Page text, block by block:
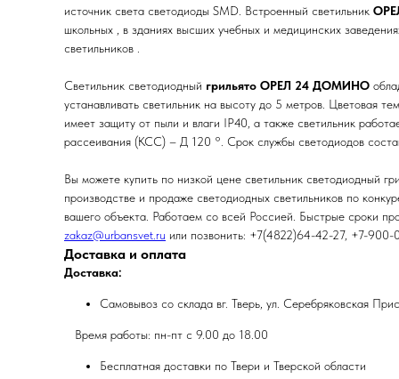
источник света светодиоды SMD. Встроенный светильник
школьных , в зданиях высших учебных и медицинских
светильников .
Светильник светодиодный грильято ОРЕЛ 24 ДОМИНО
устанавливать светильник на высоту до 5 метров.
имеет защиту от пыли и влаги IP40, а также светильник
рассеивания (КСС) – Д 120 °. Срок службы светодиодов
Вы можете купить по низкой цене светильник
производстве и продаже светодиодных светильников по
вашего объекта. Работаем со всей Россией. Быстрые сроки
zakaz@urbansvet.ru или позвонить: +7(4822)64-42-27, +7-900-
Доставка и оплата
Доставка:
Самовывоз со склада вг. Тверь, ул. Серебряковская
Время работы: пн-пт с 9.00 до 18.00
Бесплатная доставки по Твери и Тверской области